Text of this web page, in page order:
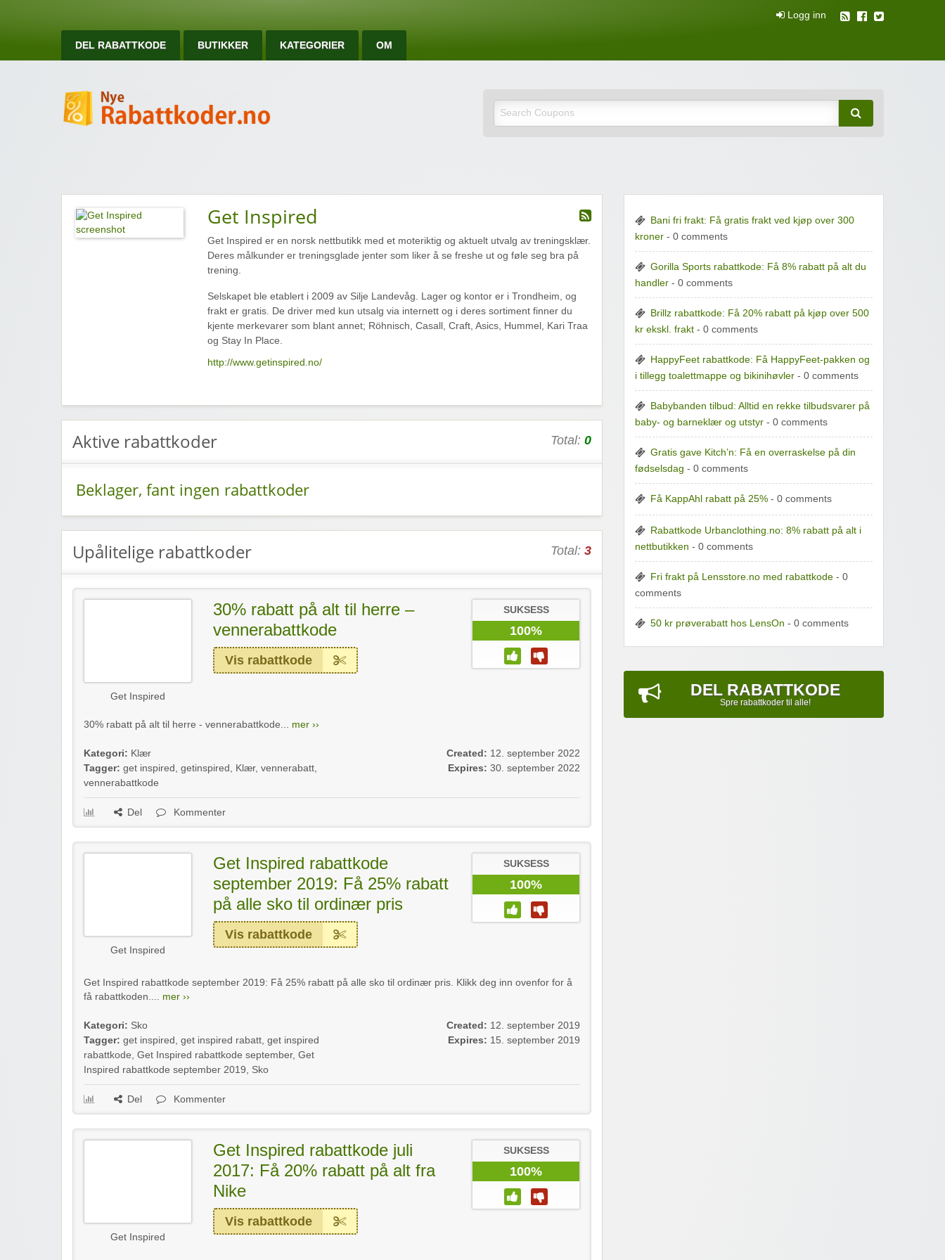
Logg inn
DEL RABATTKODE BUTIKKER KATEGORIER OM
Nye rabattkoder og rabattkuponger
Get Inspired
Get Inspired er en norsk nettbutikk med et moteriktig og aktuelt utvalg av treningsklær.
Deres målkunder er treningsglade jenter som liker å se freshe ut og føle seg bra på
trening.
Selskapet ble etablert i 2009 av Silje Landevåg. Lager og kontor er i Trondheim, og
frakt er gratis. De driver med kun utsalg via internett og i deres sortiment finner du
kjente merkevarer som blant annet; Röhnisch, Casall, Craft, Asics, Hummel, Kari Traa
og Stay In Place.
http://www.getinspired.no/
Aktive rabattkoder Total: 0
Beklager, fant ingen rabattkoder
Upålitelige rabattkoder Total: 3
Get Inspired
30% rabatt på alt til herre –
vennerabattkode
Vis rabattkode
SUKSESS
100%
30% rabatt på alt til herre - vennerabattkode... mer ››
Kategori: Klær
Tagger: get inspired , getinspired , Klær, vennerabatt,
vennerabattkode
Created: 12. september 2022
Expires: 30. september 2022
Del Kommenter
Get Inspired
Get Inspired rabattkode
september 2019: Få 25% rabatt
på alle sko til ordinær pris
Vis rabattkode
SUKSESS
100%
Get Inspired rabattkode september 2019: Få 25% rabatt på alle sko til ordinær pris. Klikk deg inn ovenfor for å
få rabattkoden.... mer ››
Kategori: Sko
Tagger: get inspired , get inspired rabatt, get inspired
rabattkode, Get Inspired rabattkode september, Get
Inspired rabattkode september 2019, Sko
Created: 12. september 2019
Expires: 15. september 2019
Del Kommenter
Get Inspired
Get Inspired rabattkode juli
2017: Få 20% rabatt på alt fra
Nike
Vis rabattkode
SUKSESS
100%
Bani fri frakt: Få gratis frakt ved kjøp over 300
kroner - 0 comments
Gorilla Sports rabattkode: Få 8% rabatt på alt du
handler - 0 comments
Brillz rabattkode: Få 20% rabatt på kjøp over 500
kr ekskl. frakt - 0 comments
HappyFeet rabattkode: Få HappyFeet-pakken og
i tillegg toalettmappe og bikinihøvler - 0 comments
Babybanden tilbud: Alltid en rekke tilbudsvarer på
baby- og barneklær og utstyr - 0 comments
Gratis gave Kitch’n: Få en overraskelse på din
fødselsdag - 0 comments
Få KappAhl rabatt på 25% - 0 comments
Rabattkode Urbanclothing.no: 8% rabatt på alt i
nettbutikken - 0 comments
Fri frakt på Lensstore.no med rabattkode - 0
comments
50 kr prøverabatt hos LensOn - 0 comments
DEL RABATTKODE
Spre rabattkoder til alle!